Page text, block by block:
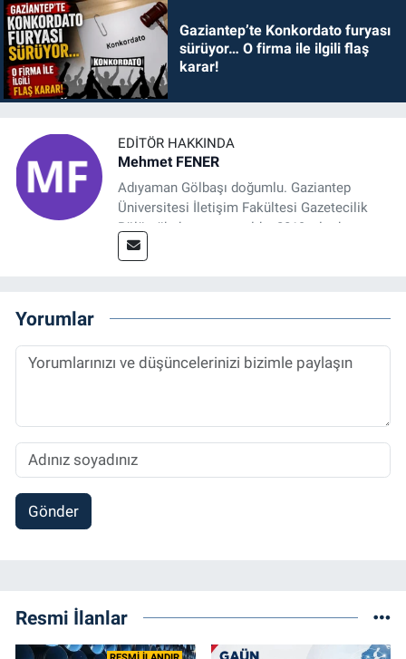
Gaziantep’te Konkordato furyası
sürüyor… O firma ile ilgili flaş
karar!
EDITÖR HAKKINDA
Mehmet FENER
Adıyaman Gölbaşı doğumlu. Gaziantep
Üniversitesi İletişim Fakültesi Gazetecilik
Bölümü’nden mezun oldu. 2019 yılında
başladığı gazetecilik mesleğinde, muhabir,
Sorumlu Haber Editörü' olarak devam
etmektedir.
Yorumlar
Gönder
Resmi İlanlar